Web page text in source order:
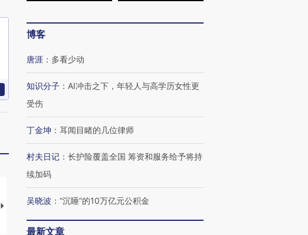
视线｜HYROX的吸金
心“花钱找虐”？
马航飞行员跨国走私7万
博客
唐涯 ： 多看少动
知识分子 ： AI冲击之下，年轻人与高学历女性更
受伤
丁金坤 ： 耳闻目睹的几位律师
村夫日记 ： 长护险覆盖全国 筹资和服务给予将持
续加码
吴晓波 ： “沉睡”的10万亿元公积金
最新文章